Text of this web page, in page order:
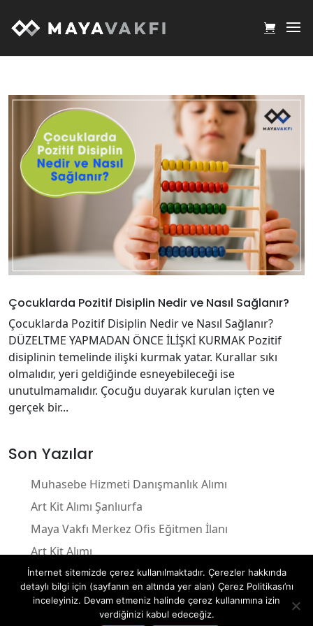
Çocuklarda Pozitif Disiplin Nedir ve Nasıl Sağlanır?
Çocuklarda Pozitif Disiplin Nedir ve Nasıl Sağlanır?
DÜZELTME YAPMADAN ÖNCE İLİŞKİ KURMAK Pozitif
disiplinin temelinde ilişki kurmak yatar. Kurallar sıkı
olmalıdır, yeri geldiğinde esneyebileceği ise
unutulmamalıdır. Çocuğu duyarak kurulan içten ve
gerçek bir...
Son Yazılar
Muhasebe Hizmeti Danışmanlık Alımı
Art Kit Alımı Şanlıurfa
Maya Vakfı Merkez Ofis Eğitmen İlanı
Art Kit Alımı
Araç Kiralama Hizmet Alımı
İnternet sitemizde çerez kullanılmaktadır. Çerezler hakkında
detaylı bilgi için (sayfanın en altında yer alan) Çerez Politikası’nı
inceleyiniz. Devam etmeniz halinde çerez kullanımına izin
verdiğinizi kabul edeceğiz.